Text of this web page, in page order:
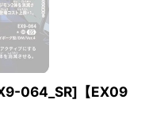
064_SR]【EX09